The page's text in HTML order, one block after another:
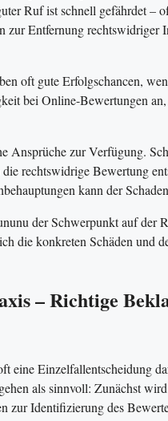
Ruf ist schnell gefährdet –
zur Entfernung rechtswidriger
oft gute Erfolgschancen,
bei Online-Bewertungen
zur Verfügung.
rechtswidrige Bewertung
kann der
der Schwerpunkt auf der
die konkreten Schäden und
– Richtige
eine Einzelfallentscheidung
als sinnvoll: Zunächst
zur Identifizierung des